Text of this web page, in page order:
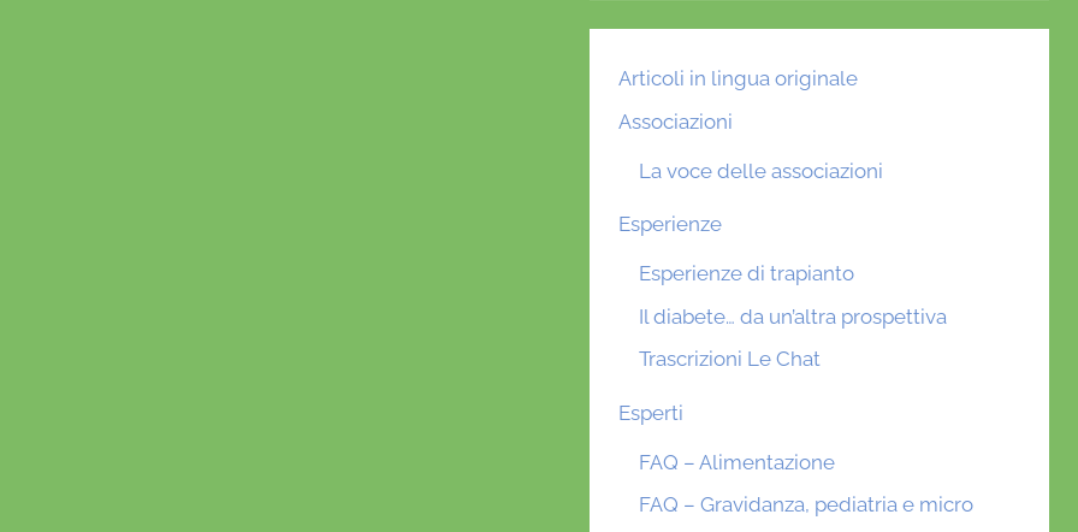
Articoli in lingua originale
Associazioni
La voce delle associazioni
Esperienze
Esperienze di trapianto
Il diabete… da un’altra prospettiva
Trascrizioni Le Chat
Esperti
FAQ – Alimentazione
FAQ – Gravidanza, pediatria e micro